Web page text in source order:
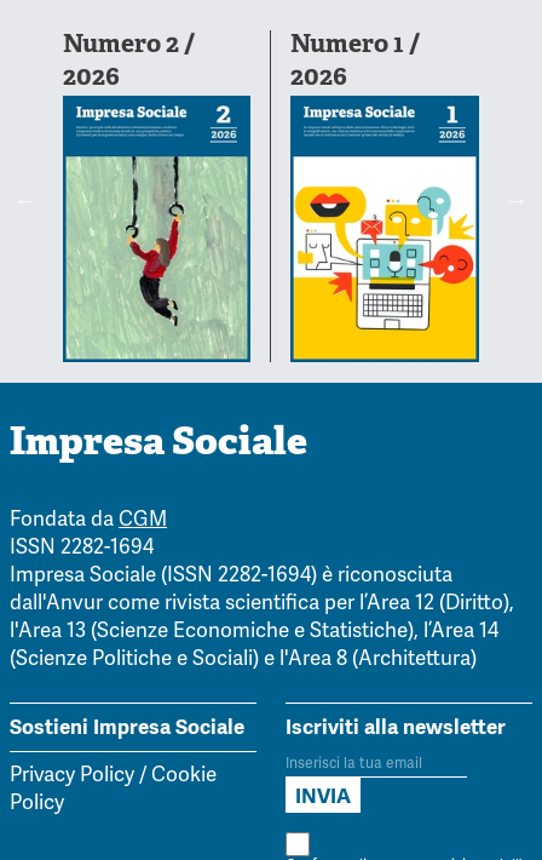
Numero 2 /
2026
Numero 1 /
2026
Impresa Sociale
Fondata daCGM
ISSN 2282-1694
Impresa Sociale (ISSN 2282-1694) è riconosciuta
dall'Anvur come rivista scientifica per l’Area 12 (Diritto),
l'Area 13 (Scienze Economiche e Statistiche), l’Area 14
(Scienze Politiche e Sociali) e l'Area 8 (Architettura)
Sostieni Impresa Sociale
Privacy Policy/Cookie
Policy
Iscriviti alla newsletter